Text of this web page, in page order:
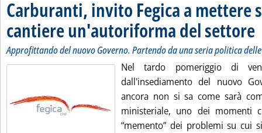
Carburanti, invito Fegica a mettere
cantiere un'autoriforma del settore
Approfittando del nuovo Governo. Partendo da una seria politica
Nel tardo pomeriggio di
dall'insediamento del nuovo
ancora non si sa come sarà
ministeriale, uno dei momenti
“memento” dei problemi su cui